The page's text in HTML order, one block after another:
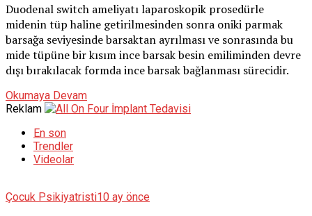
Duodenal switch ameliyatı laparoskopik prosedürle
midenin tüp haline getirilmesinden sonra oniki parmak
barsağa seviyesinde barsaktan ayrılması ve sonrasında bu
mide tüpüne bir kısım ince barsak besin emiliminden devre
dışı bırakılacak formda ince barsak bağlanması sürecidir.
Okumaya Devam
Reklam
En son
Trendler
Videolar
Çocuk Psikiyatristi10 ay önce